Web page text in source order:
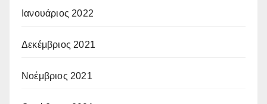
Ιανουάριος 2022
Δεκέμβριος 2021
Νοέμβριος 2021